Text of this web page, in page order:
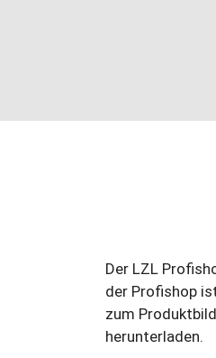
Der LZL
der Profishop
zum
herunterladen.